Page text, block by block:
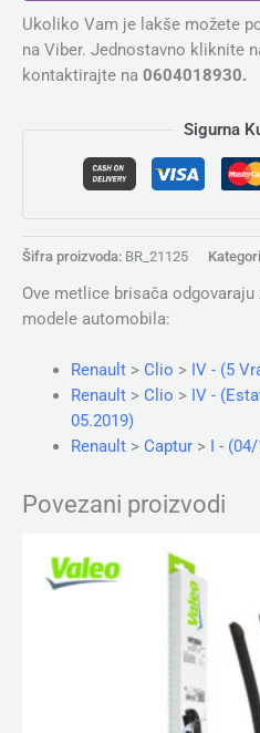
Ukoliko Vam je lakše možete
na Viber. Jednostavno kliknite
kontaktirajte na 0604018930.
Sigurna
Šifra proizvoda: BR_21125
Ove metlice brisača odgovaraju
modele automobila:
Renault> Clio > IV - (5
Renault> Clio > IV -
05.2019)
Renault> Captur> I -
Povezani proizvodi